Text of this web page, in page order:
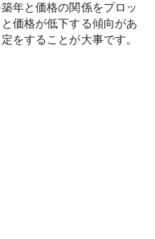
年と価格の関係をプロッ
価格が低下する傾向があ
をすることが大事です。